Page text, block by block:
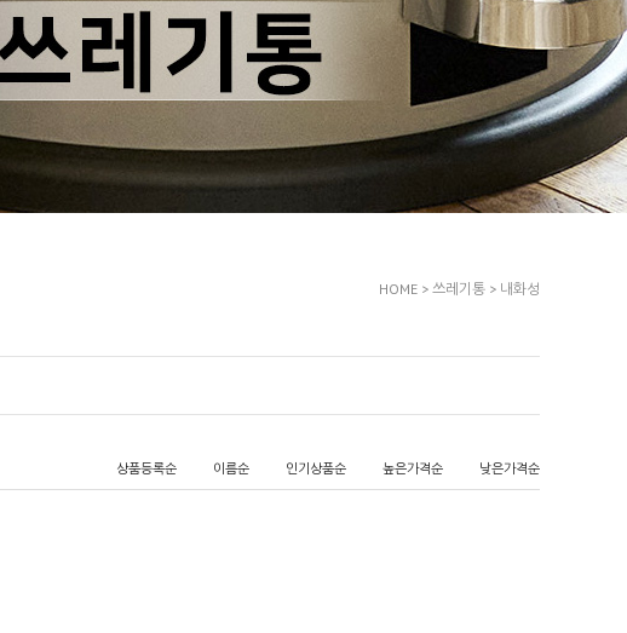
HOME > 쓰레기통 > 내화성
상품등록순 이름순 인기상품순 높은가격순 낮은가격순